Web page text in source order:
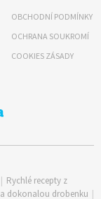
OBCHODNÍ PODMÍNKY
OCHRANA SOUKROMÍ
COOKIES ZÁSADY
| Rychlé recepty z
dokonalou drobenku |